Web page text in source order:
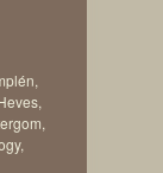
,
,
,
,